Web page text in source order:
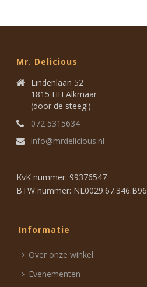
Mr. Delicious
Lindenlaan 52
1815 HH Alkmaar
(door de steeg!)
072 5315634
info@mrdelicious.nl
KvK nummer: 99376547
BTW nummer: NL0029.67.346.B96
Informatie
Over onze winkel
Evenementen